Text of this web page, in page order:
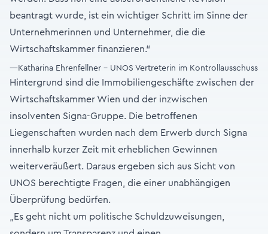
beantragt wurde, ist ein wichtiger Schritt im Sinne der
Unternehmerinnen und Unternehmer, die die
Wirtschaftskammer finanzieren.“
—Katharina Ehrenfellner - UNOS Vertreterin im Kontrollausschuss
Hintergrund sind die Immobiliengeschäfte zwischen der
Wirtschaftskammer Wien und der inzwischen
insolventen Signa-Gruppe. Die betroffenen
Liegenschaften wurden nach dem Erwerb durch Signa
innerhalb kurzer Zeit mit erheblichen Gewinnen
weiterveräußert. Daraus ergeben sich aus Sicht von
UNOS berechtigte Fragen, die einer unabhängigen
Überprüfung bedürfen.
„Es geht nicht um politische Schuldzuweisungen,